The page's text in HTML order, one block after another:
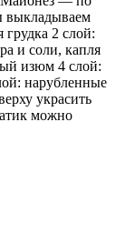
выкладываем
грудка 2 слой:
и соли, капля
изюм 4 слой:
нарубленные
украсить
можно